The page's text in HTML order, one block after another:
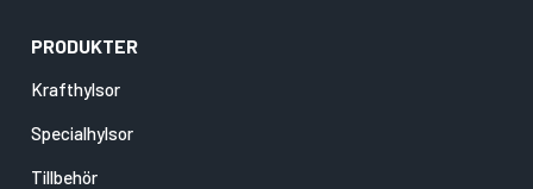
PRODUKTER
Krafthylsor
Specialhylsor
Tillbehör